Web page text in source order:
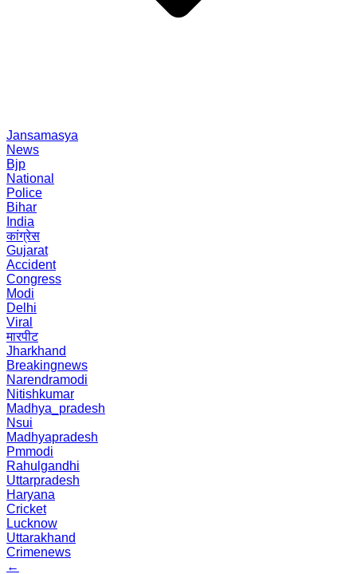
Jansamasya
News
Bjp
National
Police
Bihar
India
कांग्रेस
Gujarat
Accident
Congress
Modi
Delhi
Viral
मारपीट
Jharkhand
Breakingnews
Narendramodi
Nitishkumar
Madhya_pradesh
Nsui
Madhyapradesh
Pmmodi
Rahulgandhi
Uttarpradesh
Haryana
Cricket
Lucknow
Uttarakhand
Crimenews
←